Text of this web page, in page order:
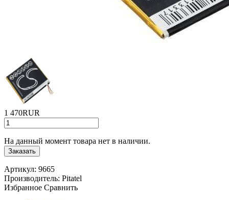
1 470RUR
На данный момент товара нет в наличии.
Заказать
Артикул: 9665
Производитель: Pitatel
Избранное Сравнить